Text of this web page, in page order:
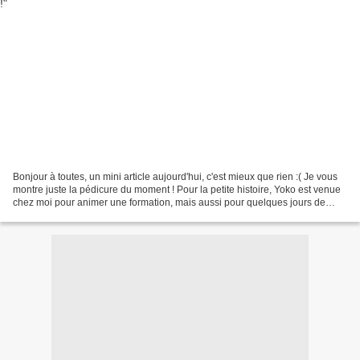
Bonjour à toutes, un mini article aujourd'hui, c'est mieux que rien :( Je vous
montre juste la pédicure du moment ! Pour la petite histoire, Yoko est venue
chez moi pour animer une formation, mais aussi pour quelques jours de